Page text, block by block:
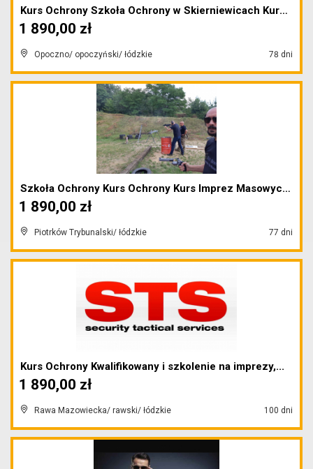
Kurs Ochrony Szkoła Ochrony w Skierniewicach Kurs ...
Opoczno/ opoczyński/ łódzkie 78 dni
1 890,00 zł
Szkoła Ochrony Kurs Ochrony Kurs Imprez Masowych N...
Piotrków Trybunalski/ łódzkie 77 dni
1 890,00 zł
Kurs Ochrony Kwalifikowany i szkolenie na imprezy,...
Rawa Mazowiecka/ rawski/ łódzkie 100 dni
1 890,00 zł